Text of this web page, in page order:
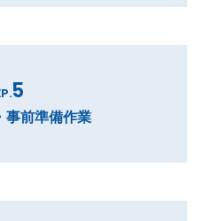
5
事前準備作業